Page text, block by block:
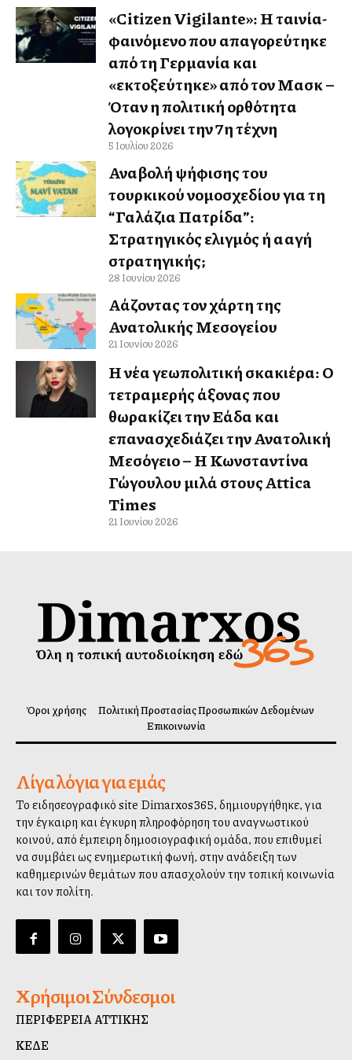
«Citizen Vigilante»: Η ταινία-
φαινόμενο που απαγορεύτηκε
από τη Γερμανία και
«εκτοξεύτηκε» από τον Μασκ –
Όταν η πολιτική ορθότητα
λογοκρίνει την 7η τέχνη
5 Ιουλίου 2026
Αναβολή ψήφισης του
τουρκικού νομοσχεδίου για τη
“Γαλάζια Πατρίδα”:
Στρατηγικός ελιγμός ή αλλαγή
στρατηγικής;
28 Ιουνίου 2026
Αλλάζοντας τον χάρτη της
Ανατολικής Μεσογείου
21 Ιουνίου 2026
Η νέα γεωπολιτική σκακιέρα: Ο
τετραμερής άξονας που
θωρακίζει την Ελλάδα και
επανασχεδιάζει την Ανατολική
Μεσόγειο – Η Κωνσταντίνα
Γώγουλου μιλά στους Attica
Times
21 Ιουνίου 2026
Όροι χρήσης
Πολιτική Προστασίας Προσωπικών Δεδομένων
Επικοινωνία
Λίγα λόγια για εμάς
Το ειδησεογραφικό site Dimarxos365, δημιουργήθηκε, για
την έγκαιρη και έγκυρη πληροφόρηση του αναγνωστικού
κοινού, από έμπειρη δημοσιογραφική ομάδα, που επιθυμεί
να συμβάλλει ως ενημερωτική φωνή, στην ανάδειξη των
καθημερινών θεμάτων που απασχολούν την τοπική κοινωνία
και τον πολίτη.
Χρήσιμοι Σύνδεσμοι
ΠΕΡΙΦΕΡΕΙΑ ΑΤΤΙΚΗΣ
ΚΕΔΕ